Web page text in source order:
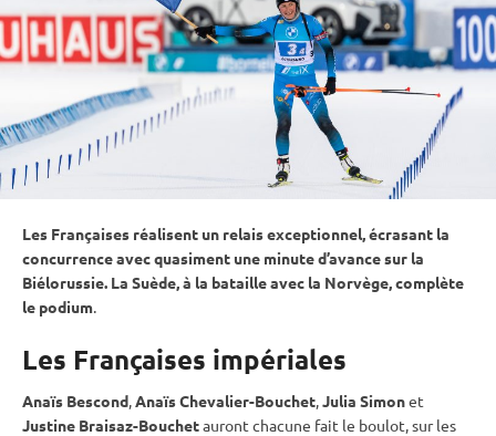
Les Françaises réalisent un relaisexceptionnel, écrasant la
concurrence avec quasiment une minute d’avance sur la
Biélorussie. La Suède, à la bataille avec la Norvège, complète
le podium.
Les Françaises impériales
Anaïs Bescond,Anaïs Chevalier-Bouchet,Julia Simonet
Justine Braisaz-Bouchetauront chacune fait le boulot, sur les